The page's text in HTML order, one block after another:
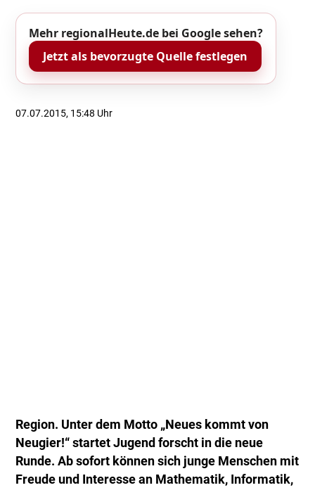
Mehr regionalHeute.de bei Google sehen?
Jetzt als bevorzugte Quelle festlegen
07.07.2015, 15:48 Uhr
Region. Unter dem Motto „Neues kommt von
Neugier!“ startet Jugend forscht in die neue
Runde. Ab sofort können sich junge Menschen mit
Freude und Interesse an Mathematik, Informatik,